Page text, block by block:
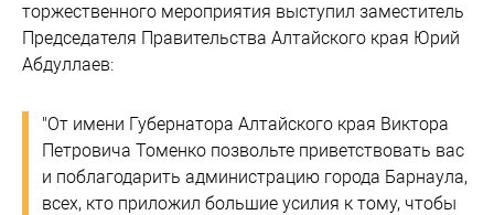
торжественного мероприятия выступил заместитель
Председателя Правительства Алтайского края Юрий
Абдуллаев:
"От имени Губернатора Алтайского края Виктора
Петровича Томенко позвольте приветствовать вас
и поблагодарить администрацию города Барнаула,
всех, кто приложил большие усилия к тому, чтобы